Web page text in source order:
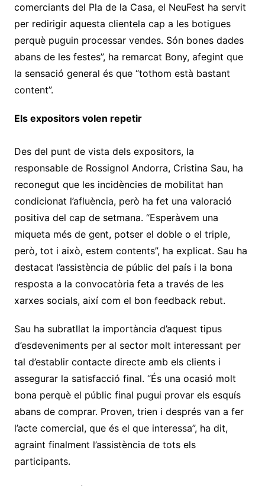
comerciants del Pla de la Casa, el NeuFest ha servit
per redirigir aquesta clientela cap a les botigues
perquè puguin processar vendes. Són bones dades
abans de les festes”, ha remarcat Bony, afegint que
la sensació general és que “tothom està bastant
content”.
Els expositors volen repetir
Des del punt de vista dels expositors, la
responsable de Rossignol Andorra, Cristina Sau, ha
reconegut que les incidències de mobilitat han
condicionat l’afluència, però ha fet una valoració
positiva del cap de setmana. “Esperàvem una
miqueta més de gent, potser el doble o el triple,
però, tot i això, estem contents”, ha explicat. Sau ha
destacat l’assistència de públic del país i la bona
resposta a la convocatòria feta a través de les
xarxes socials, així com el bon feedback rebut.
Sau ha subratllat la importància d’aquest tipus
d’esdeveniments per al sector molt interessant per
tal d’establir contacte directe amb els clients i
assegurar la satisfacció final. “És una ocasió molt
bona perquè el públic final pugui provar els esquís
abans de comprar. Proven, trien i després van a fer
l’acte comercial, que és el que interessa”, ha dit,
agraint finalment l’assistència de tots els
participants.